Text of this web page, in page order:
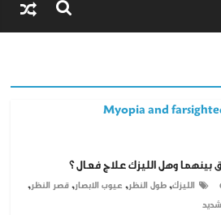
بينهما وهل الليزك علاج فعال ؟
الليزك,طول النظر,عيوب الابصار,قصر النظر,